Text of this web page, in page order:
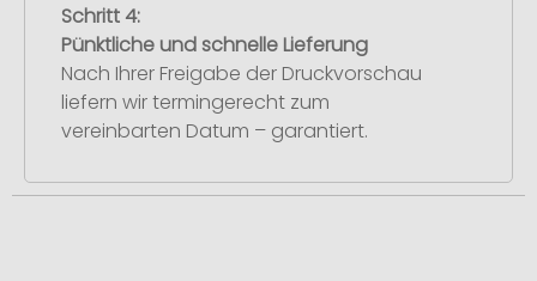
Schritt 4:
Pünktliche und schnelle Lieferung
Nach Ihrer Freigabe der Druckvorschau
liefern wir termingerecht zum
vereinbarten Datum – garantiert.